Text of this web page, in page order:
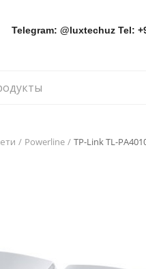
Telegram: @luxtechuz Tel:
Powerline TP-Link TL-